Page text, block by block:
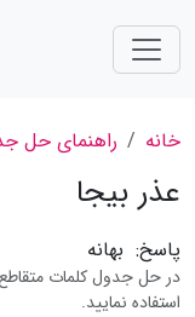
خانه راهنمای حل
عذر بیجا
پاسخ: بهانه
در حل جدول کلمات
استفاده نمایید.